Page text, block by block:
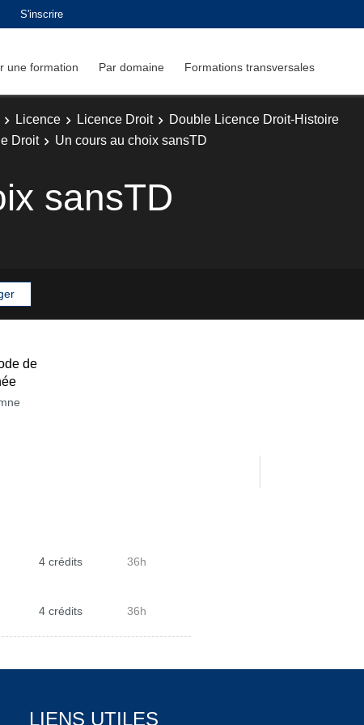
S'inscrire
une formation Par domaine Formations transversales
Licence Licence Droit
Double Licence Droit-Histoire
Droit
Un cours au choix sansTD
sansTD
de
4 crédits 36h
4 crédits 36h
LIENS UTILES